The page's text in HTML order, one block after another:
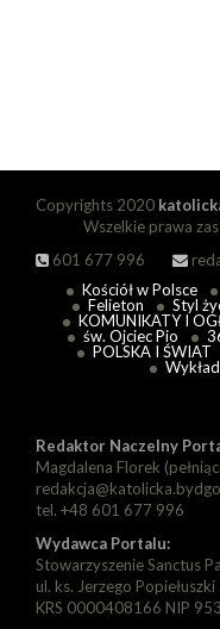
Copyrights 2020
Wszelkie prawa
601 677 996
Kościół w Polsce
Felieton
Styl
KOMUNIKATY I
św. Ojciec Pio
POLSKA I ŚWIAT
Wykład
Redaktor Naczelny
Magdalena Florek
tel. +48 601 677 996
Wydawca Portalu:
Stowarzyszenie Sanctus
ul. ks. Jerzego
KRS 0000408166 NIP